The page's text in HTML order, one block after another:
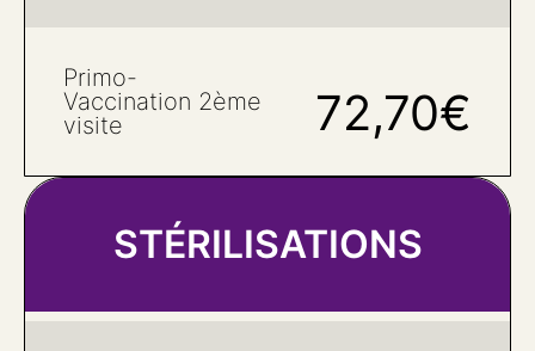
Primo-
Vaccination 2ème
visite
72,70€
STÉRILISATIONS